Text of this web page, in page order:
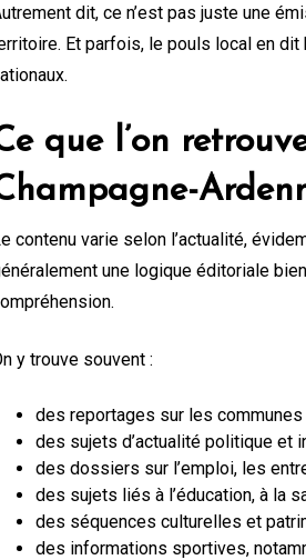
dit, ce n’est pas juste une
Et parfois, le pouls local en
que l’on
contenu varie selon l’actualité,
une logique éditoriale
y trouve souvent :
des reportages sur les
des sujets d’actualité politique et
des dossiers sur l’emploi, les
des sujets liés à l’éducation, à la
des séquences culturelles et
des informations sportives,